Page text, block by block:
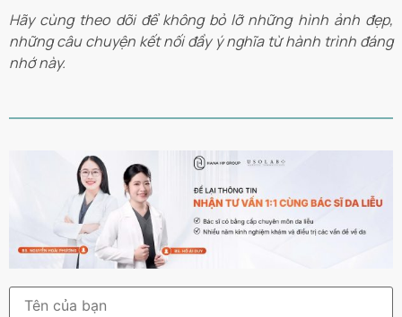
Hãy cùng theo dõi để không bỏ lỡ những hình ảnh đẹp,
những câu chuyện kết nối đầy ý nghĩa từ hành trình đáng
nhớ này.